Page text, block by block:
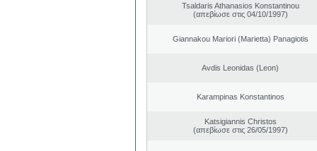
Tsaldaris Athanasios Konstantinou
(απεβίωσε στις 04/10/1997)
Giannakou Mariori (Marietta) Panagiotis
Avdis Leonidas (Leon)
Karampinas Konstantinos
Katsigiannis Christos
(απεβίωσε στις 26/05/1997)